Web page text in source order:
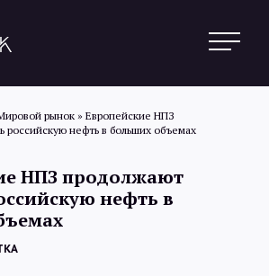
Новости
рынок » Европейские НПЗ
российскую нефть в больших объемах
НПЗ продолжают
нефть в